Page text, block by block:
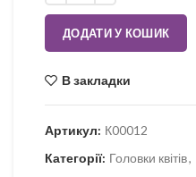
ДОДАТИ У КОШИК
В закладки
Артикул: К00012
Категорії: Головки квітів,